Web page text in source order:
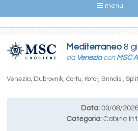
menu
Mediterraneo8
da Veneziacon MSC
Venezia, Dubrovnik, Corfu, Kotor, Brindisi,
Data: 09/08/2026
Categoria: Cabine